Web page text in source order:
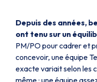
Depuis des années,
ont tenu sur un
PM/PO pour cadrer et
concevoir, une équipe
exacte variait selon les
même : une équipe